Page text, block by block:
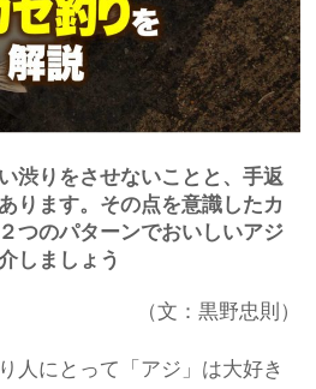
渋りをさせないことと、手返
ります。その点を意識したカ
つのパターンでおいしいアジ
しましょう
（文：黒野忠則）
人にとって「アジ」は大好き